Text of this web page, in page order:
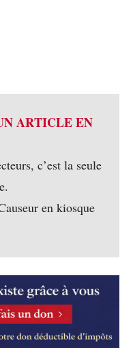
ARTICLE EN
c’est la seule
en kiosque